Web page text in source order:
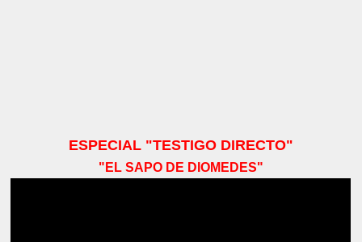
ESPECIAL "TESTIGO DIRECTO"
"EL SAPO DE DIOMEDES"